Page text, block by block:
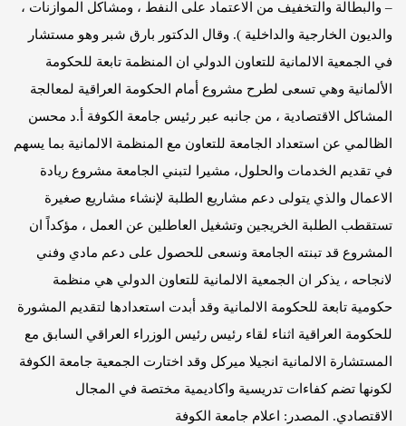
– والبطالة والتخفيف من الاعتماد على النفط ، ومشاكل الموازنات ،
والديون الخارجية والداخلية ). وقال الدكتور بارق شبر وهو مستشار
في الجمعية الالمانية للتعاون الدولي ان المنظمة تابعة للحكومة
الألمانية وهي تسعى لطرح مشروع أمام الحكومة العراقية لمعالجة
المشاكل الاقتصادية ، من جانبه عبر رئيس جامعة الكوفة أ.د محسن
الظالمي عن استعداد الجامعة للتعاون مع المنظمة الالمانية بما يسهم
في تقديم الخدمات والحلول، مشيرا لتبني الجامعة مشروع ريادة
الاعمال والذي يتولى دعم مشاريع الطلبة لإنشاء مشاريع صغيرة
تستقطب الطلبة الخريجين وتشغيل العاطلين عن العمل ، مؤكداً ان
المشروع قد تبنته الجامعة ونسعى للحصول على دعم مادي وفني
لانجاحه ، يذكر ان الجمعية الالمانية للتعاون الدولي هي منظمة
حكومية تابعة للحكومة الالمانية وقد أبدت استعدادها لتقديم المشورة
للحكومة العراقية اثناء لقاء رئيس رئيس الوزراء العراقي السابق مع
المستشارة الالمانية انجيلا ميركل وقد اختارت الجمعية جامعة الكوفة
لكونها تضم كفاءات تدريسية واكاديمية مختصة في المجال
الاقتصادي. المصدر: اعلام جامعة الكوفة